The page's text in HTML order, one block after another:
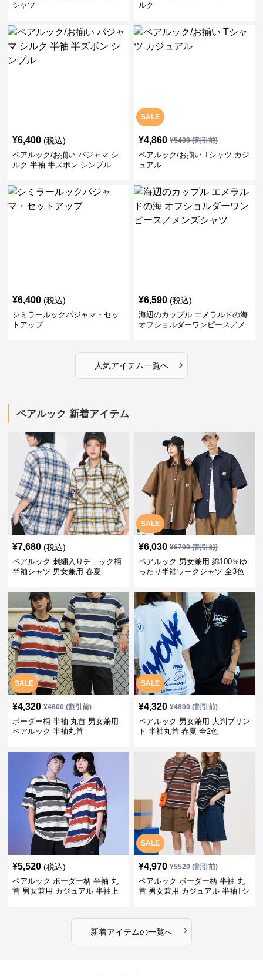
シャツ
ルク
¥6,400 (税込)
ペアルック/お揃い パジャマ シ
ルク 半袖 半ズボン シンプル
SALE
¥4,860 ¥5400(割引前)
ペアルック/お揃い Tシャツ カジ
ュアル
¥6,400 (税込)
シミラールックパジャマ・セッ
トアップ
¥6,590 (税込)
海辺のカップル エメラルドの海
オフショルダーワンピース／メ
人気アイテム一覧へ ›
ペアルック 新着アイテム
¥7,680 (税込)
ペアルック 刺繍入りチェック柄
半袖シャツ 男女兼用 春夏
SALE
¥6,030 ¥6700(割引前)
ペアルック 男女兼用 綿100％ゆ
ったり半袖ワークシャツ 全3色
SALE
¥4,320 ¥4800(割引前)
ボーダー柄 半袖 丸首 男女兼用
ペアルック 半袖丸首
SALE
¥4,320 ¥4800(割引前)
ペアルック 男女兼用 大判プリン
ト 半袖丸首 春夏 全2色
¥5,520 (税込)
ペアルック ボーダー柄 半袖 丸
首 男女兼用 カジュアル 半袖上
SALE
¥4,970 ¥5520(割引前)
ペアルック ボーダー柄 半袖 丸
首 男女兼用 カジュアル 半袖Tシ
新着アイテムの一覧へ ›